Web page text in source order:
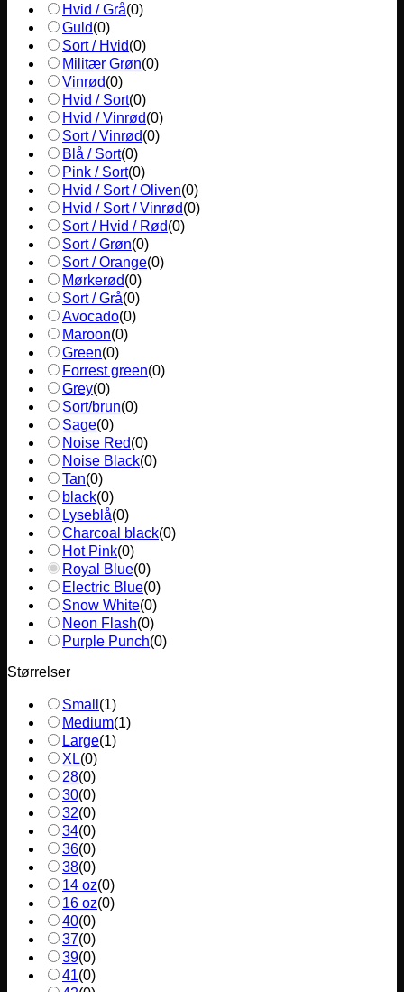
Hvid / Grå(0)
Guld(0)
Sort / Hvid(0)
Militær Grøn(0)
Vinrød(0)
Hvid / Sort(0)
Hvid / Vinrød(0)
Sort / Vinrød(0)
Blå / Sort(0)
Pink / Sort(0)
Hvid / Sort / Oliven(0)
Hvid / Sort / Vinrød(0)
Sort / Hvid / Rød(0)
Sort / Grøn(0)
Sort / Orange(0)
Mørkerød(0)
Sort / Grå(0)
Avocado(0)
Maroon(0)
Green(0)
Forrest green(0)
Grey(0)
Sort/brun(0)
Sage(0)
Noise Red(0)
Noise Black(0)
Tan(0)
black(0)
Lyseblå(0)
Charcoal black(0)
Hot Pink(0)
Royal Blue(0)
Electric Blue(0)
Snow White(0)
Neon Flash(0)
Purple Punch(0)
Størrelser
Small (1)
Medium(1)
Large(1)
XL(0)
28(0)
30(0)
32(0)
34(0)
36(0)
38(0)
14 oz(0)
16 oz(0)
40(0)
37(0)
39(0)
41(0)